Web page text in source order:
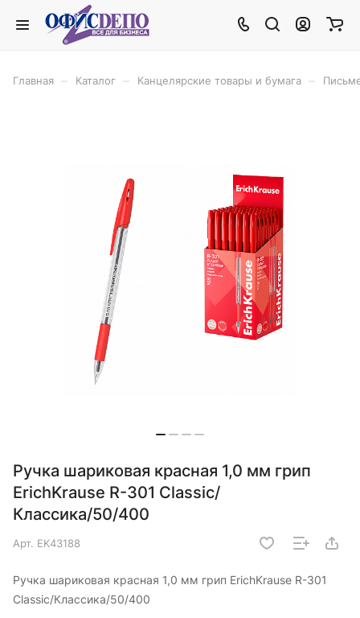
Главная Каталог Канцелярские товары и бумага
Ручка шариковая красная 1,0 мм грип
ErichKrause R-301 Classic/
Классика/50/400
Арт. EK43188
Ручка шариковая красная 1,0 мм грип ErichKrause R-301
Classic/Классика/50/400